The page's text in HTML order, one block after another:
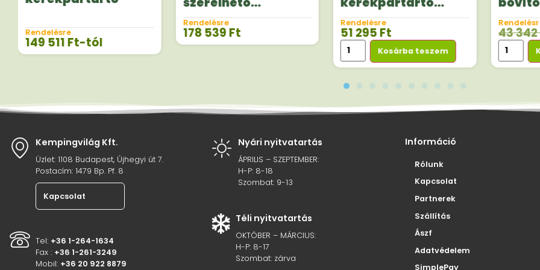
Rendelésre
149 511Ft-tól
kerékpártartó
Rendelésre
178 539Ft
bővítő szett 4.
kerékpárhoz
Rendelésre
51 295Ft
Kosárba teszem
43 342
Kempingvilág Kft.
Üzlet: 1108 Budapest, Újhegyi út 7.
Postacím: 1479 Bp. Pf. 8
Kapcsolat
Tel: +36 1-264-1634
Fax : +36 1-261-3249
Mobil: +36 20 922 8879
Nyári nyitvatartás
ÁPRILIS – SZEPTEMBER:
H-P: 8-18
Szombat: 9-13
Téli nyitvatartás
OKTÓBER – MÁRCIUS:
H-P: 8-17
Szombat: zárva
Információ
Rólunk
Kapcsolat
Partnerek
Szállítás
Ászf
Adatvédelem
SimplePay